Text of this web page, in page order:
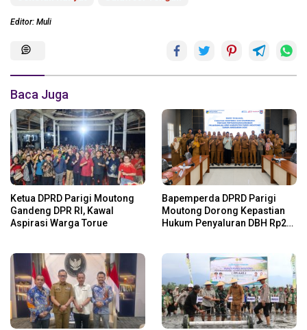
Editor: Muli
Baca Juga
Ketua DPRD Parigi Moutong
Gandeng DPR RI, Kawal
Aspirasi Warga Torue
Bapemperda DPRD Parigi
Moutong Dorong Kepastian
Hukum Penyaluran DBH Rp24